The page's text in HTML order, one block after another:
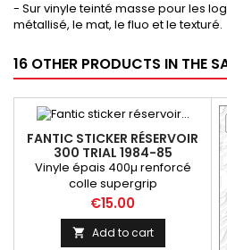
- Sur vinyle teinté masse pour les
métallisé, le mat, le fluo et le texturé.
16 OTHER PRODUCTS IN THE
FANTIC STICKER RÉSERVOIR
300 TRIAL 1984-85
Vinyle épais 400µ renforcé
colle supergrip
Price
€15.00
 Add to cart